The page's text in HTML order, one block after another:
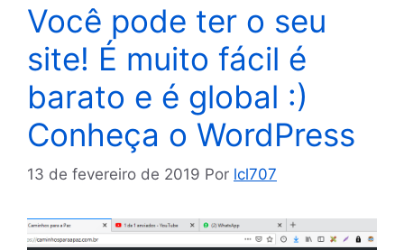
Você pode ter o seu
site! É muito fácil é
barato e é global :)
Conheça o WordPress
13 de fevereiro de 2019 Por lcl707